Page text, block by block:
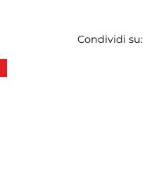
Condividi su: